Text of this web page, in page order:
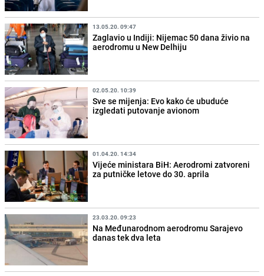
13.05.20. 09:47
Zaglavio u Indiji: Nijemac 50 dana živio na
aerodromu u New Delhiju
02.05.20. 10:39
Sve se mijenja: Evo kako će ubuduće
izgledati putovanje avionom
01.04.20. 14:34
Vijeće ministara BiH: Aerodromi zatvoreni
za putničke letove do 30. aprila
23.03.20. 09:23
Na Međunarodnom aerodromu Sarajevo
danas tek dva leta